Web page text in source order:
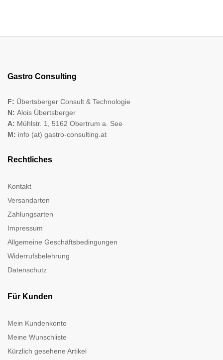
Gastro Consulting
F: Übertsberger Consult & Technologie
N: Alois Übertsberger
A: Mühlstr. 1, 5162 Obertrum a. See
M: info (at) gastro-consulting.at
Rechtliches
Kontakt
Versandarten
Zahlungsarten
Impressum
Allgemeine Geschäftsbedingungen
Widerrufsbelehrung
Datenschutz
Für Kunden
Mein Kundenkonto
Meine Wunschliste
Kürzlich gesehene Artikel